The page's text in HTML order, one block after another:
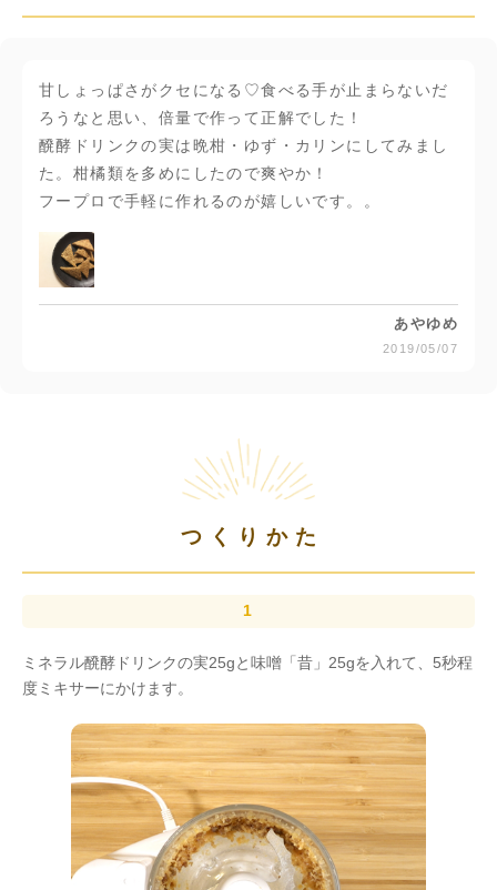
甘しょっぱさがクセになる♡食べる手が止まらないだ
ろうなと思い、倍量で作って正解でした！
醗酵ドリンクの実は晩柑・ゆず・カリンにしてみまし
た。柑橘類を多めにしたので爽やか！
フープロで手軽に作れるのが嬉しいです。。
あやゆめ
2019/05/07
つくりかた
ミネラル醗酵ドリンクの実25gと味噌「昔」25gを入れて、5秒程
度ミキサーにかけます。